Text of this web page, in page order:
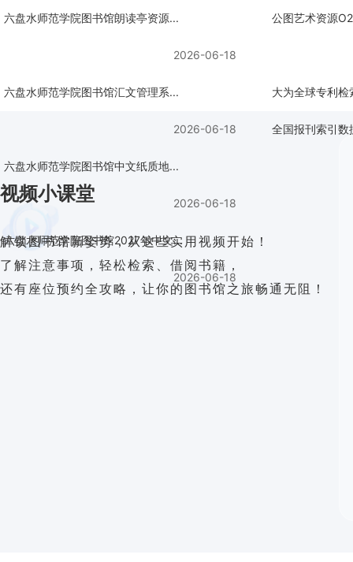
六盘水师范学院图书馆朗读亭资源...
2026-06-18
六盘水师范学院图书馆汇文管理系...
2026-06-18
六盘水师范学院图书馆中文纸质地...
2026-06-18
六盘水师范学院图书馆2027年中文...
2026-06-18
公图艺术资源
大为全球专利
全国报刊索引数
视频小课堂
解锁图书馆新姿势，从这些实用视频开始！
了解注意事项，轻松检索、借阅书籍，
还有座位预约全攻略，让你的图书馆之旅畅通无阻！